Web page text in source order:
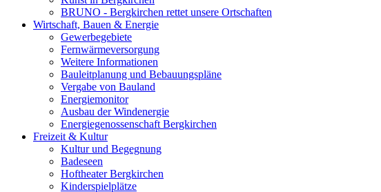
BRUNO - Bergkirchen rettet unsere Ortschaften
Wirtschaft, Bauen & Energie
Gewerbegebiete
Fernwärmeversorgung
Weitere Informationen
Bauleitplanung und Bebauungspläne
Vergabe von Bauland
Energiemonitor
Ausbau der Windenergie
Energiegenossenschaft Bergkirchen
Freizeit & Kultur
Kultur und Begegnung
Badeseen
Hoftheater Bergkirchen
Kinderspielplätze